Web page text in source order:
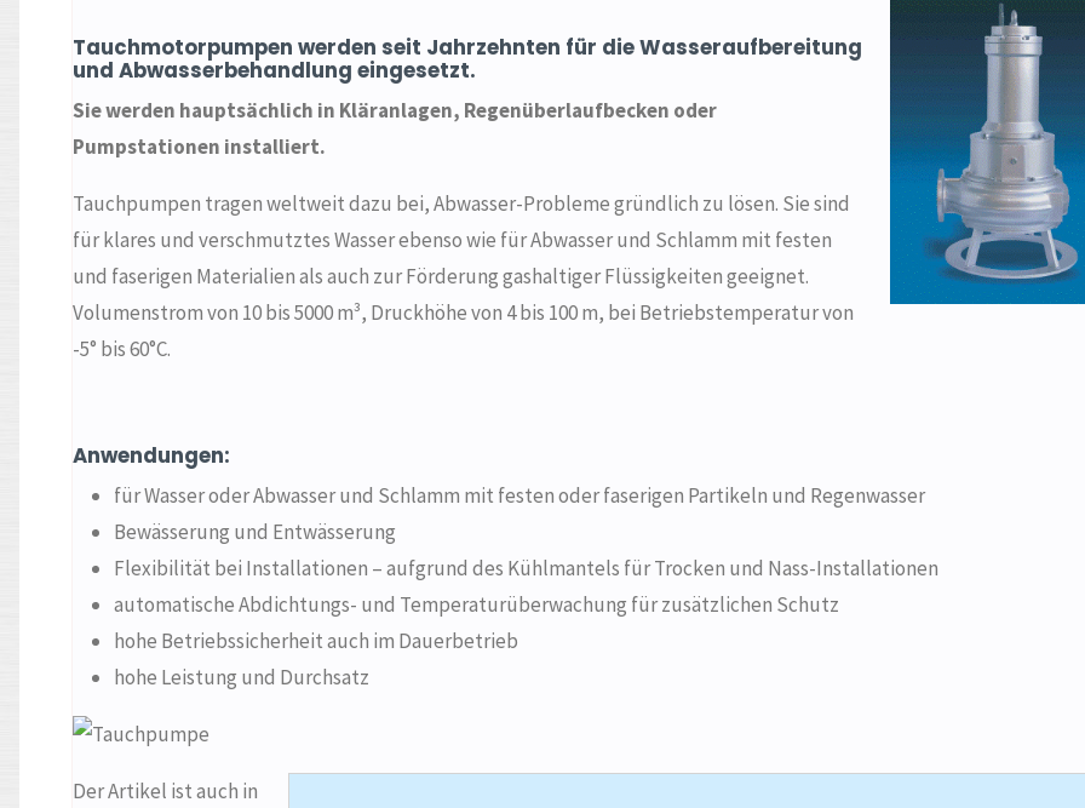
Tauchmotorpumpen werden seit Jahrzehnten für die Wasseraufbereitung
und Abwasserbehandlung eingesetzt.
Sie werden hauptsächlich in Kläranlagen, Regenüberlauf­becken oder
Pumpstationen installiert.
Tauchpumpen tragen weltweit dazu bei, Abwasser-Probleme gründlich zu lösen. Sie sind
für klares und verschmutztes Wasser ebenso wie für Abwasser und Schlamm mit festen
und faserigen Materialien als auch zur Förderung gashaltiger Flüssigkeiten geeignet.
Volumenstrom von 10 bis 5000 m³, Druckhöhe von 4 bis 100 m, bei Betriebstemperatur von
-5° bis 60°C.
Anwendungen:
für Wasser oder Abwasser und Schlamm mit festen oder faserigen Partikeln und Regenwasser
Bewässerung und Entwässerung
Flexibilität bei Installationen – aufgrund des Kühlmantels für Trocken und Nass-Installationen
automatische Abdichtungs- und Temperaturüberwachung für zusätzlichen Schutz
hohe Betriebssicherheit auch im Dauerbetrieb
hohe Leistung und Durchsatz
Der Artikel ist auch in